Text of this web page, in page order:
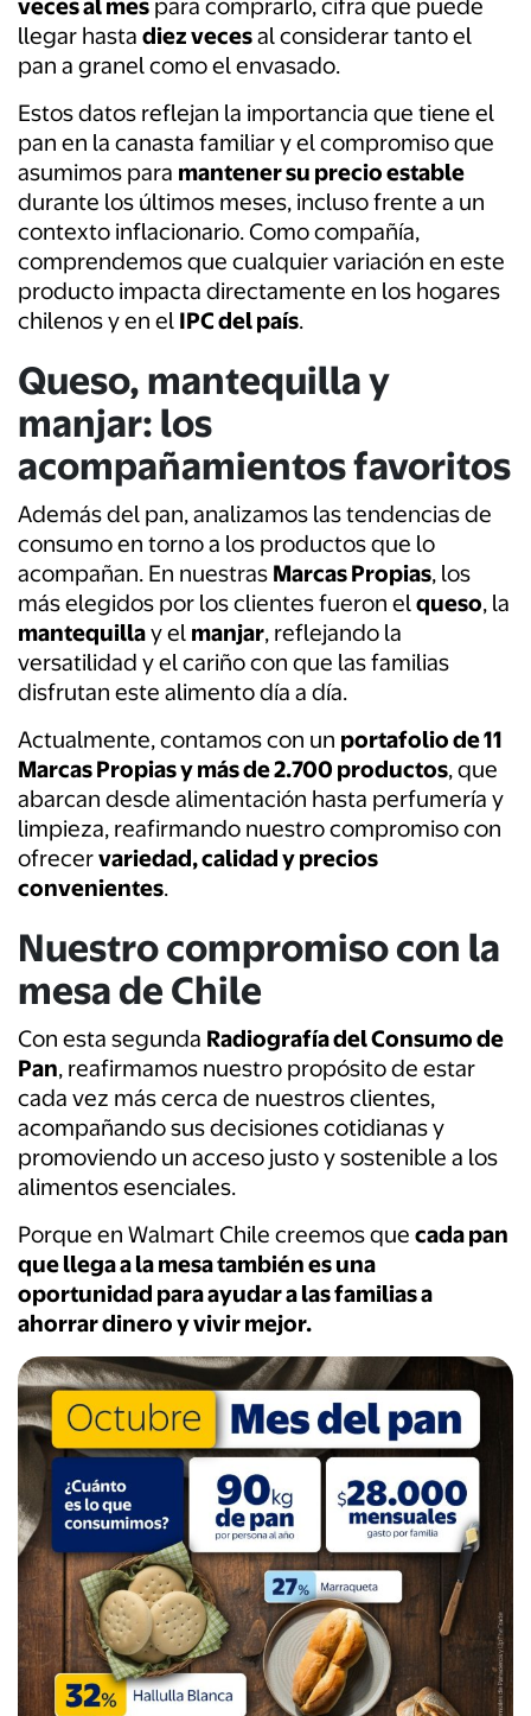
veces al mes para comprarlo, cifra que puede
llegar hasta diez vecesal considerar tanto el
pan a granel como el envasado.
Estos datos reflejan la importancia que tiene el
pan en la canasta familiar y el compromiso que
asumimos para mantener su precio estable
durante los últimos meses, incluso frente a un
contexto inflacionario. Como compañía,
comprendemos que cualquier variación en este
producto impacta directamente en los hogares
chilenos y en el IPC del país.
Queso, mantequilla y
manjar: los
acompañamientos favoritos
Además del pan, analizamos las tendencias de
consumo en torno a los productos que lo
acompañan. En nuestras Marcas Propias, los
más elegidos por los clientes fueron elqueso, la
mantequillay el manjar, reflejando la
versatilidad y el cariño con que las familias
disfrutan este alimento día a día.
Actualmente, contamos con un portafolio de 11
Marcas Propias y más de 2.700 productos, que
abarcan desde alimentación hasta perfumería y
limpieza, reafirmando nuestro compromiso con
ofrecervariedad, calidad y precios
convenientes.
Nuestro compromiso con la
mesa de Chile
Con esta segunda Radiografía del Consumo de
Pan, reafirmamos nuestro propósito de estar
cada vez más cerca de nuestros clientes,
acompañando sus decisiones cotidianas y
promoviendo un acceso justo y sostenible a los
alimentos esenciales.
Porque en Walmart Chile creemos que cada pan
que llega a la mesa también es una
oportunidad para ayudar a las familias a
ahorrar dinero y vivir mejor.